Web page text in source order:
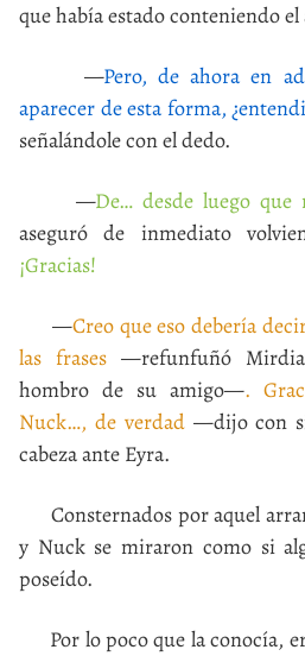
que había estado conteniendo
—Pero, de ahora en
aparecer de esta forma,
señalándole con el dedo.
—De… desde luego que
aseguró de inmediato
¡Gracias!
—Creo que eso debería
las frases—refunfuñó
hombro de su amigo—.
Nuck…, de verdad—dijo con
cabeza ante Eyra.
Consternados por aquel
y Nuck se miraron como si
poseído.
Por lo poco que la conocía,